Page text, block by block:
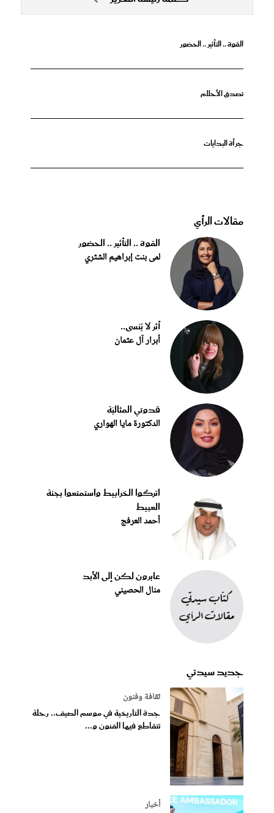
القوة .. التأثير .. الحضور
تصدق الأحلام
جرأة البدايات
مقالات الرأي
القوة .. التأثير .. الحضور
لمى بنت إبراهيم الشثري
أثر لا يُنسى..
أبرار آل عثمان
قدوتي المثاليّة
الدكتورة مايا الهواري
اتركوا الخرابيط واستمتعوا بجنة
العبيط
أحمد العرفج
عابرون لكن إلى الأبد
منال الحصيني
جديد سيدتي
ثقافة وفنون
جدة التاريخية في موسم الصيف.. رحلة
تتقاطع فيها الفنون و...
أخبار